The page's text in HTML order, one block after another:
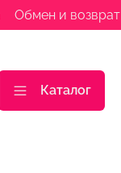
Обмен и возврат
Каталог